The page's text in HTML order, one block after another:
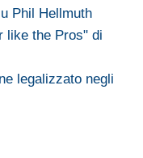
Phil Hellmuth
like the Pros" di
legalizzato negli